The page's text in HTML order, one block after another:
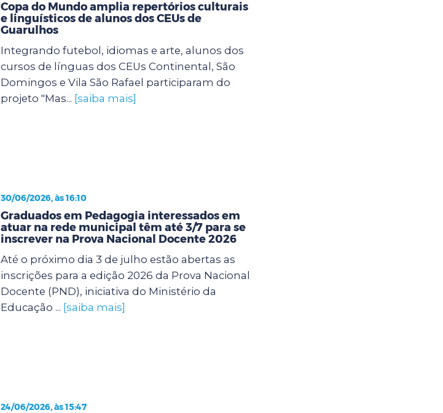
Copa do Mundo amplia repertórios culturais
e linguísticos de alunos dos CEUs de
Guarulhos
Integrando futebol, idiomas e arte, alunos dos
cursos de línguas dos CEUs Continental, São
Domingos e Vila São Rafael participaram do
projeto "Mas... [saiba mais]
30/06/2026, às 16:10
Graduados em Pedagogia interessados em
atuar na rede municipal têm até 3/7 para se
inscrever na Prova Nacional Docente 2026
Até o próximo dia 3 de julho estão abertas as
inscrições para a edição 2026 da Prova Nacional
Docente (PND), iniciativa do Ministério da
Educação ... [saiba mais]
24/06/2026, às 15:47